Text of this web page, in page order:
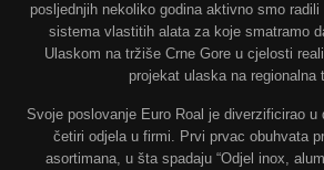
posljednjih nekoliko godina aktivno smo
sistema vlastitih alata za koje smatramo
Ulaskom na tržiše Crne Gore u cjelosti
projekat ulaska na regionalna
Svoje poslovanje Euro Roal je diverzificirao u
četiri odjela u firmi. Prvi prvac obuhvata
asortimana, u šta spadaju “Odjel inox,